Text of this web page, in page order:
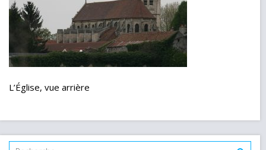
L’Église, vue arrière